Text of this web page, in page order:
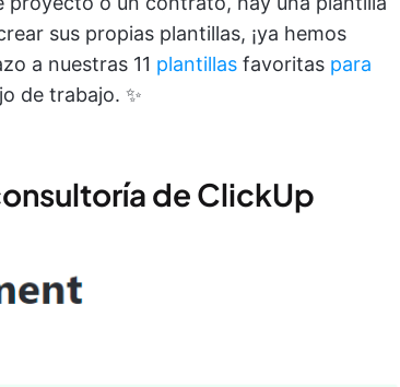
sus propias plantillas, ¡ya hemos
a nuestras 11 plantillas favoritas para
de trabajo. ✨
de ClickUp